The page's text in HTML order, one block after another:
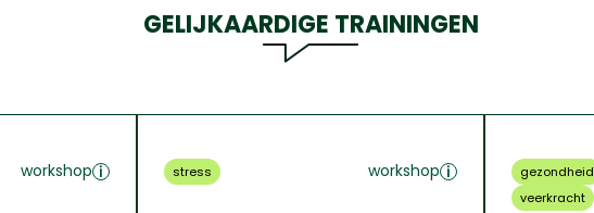
GELIJKAARDIGE TRAININGEN
workshop stress workshop gezondheid
veerkracht